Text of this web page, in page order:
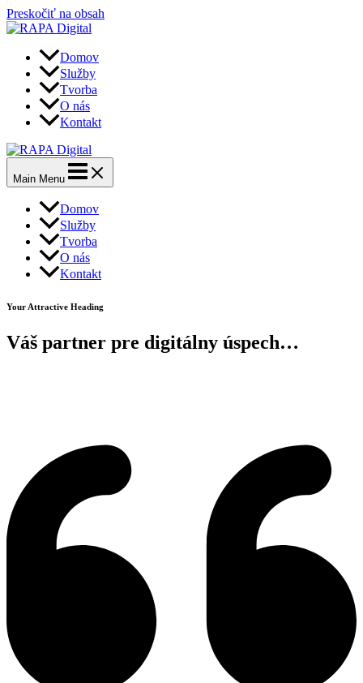
Preskočiť na obsah
Domov
Služby
Tvorba
O nás
Kontakt
Main Menu
Domov
Služby
Tvorba
O nás
Kontakt
Your Attractive Heading
Váš partner pre digitálny úspech…